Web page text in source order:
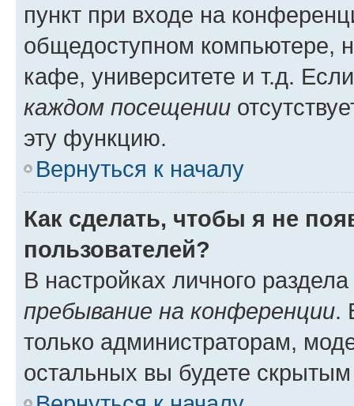
пункт при входе на
общедоступном компьютере,
кафе, университете и т.д.
каждом посещении
эту функцию.
Вернуться к началу
Как сделать, чтобы я не
пользователей?
В настройках личного
пребывание на конференции.
только администраторам,
остальных вы будете